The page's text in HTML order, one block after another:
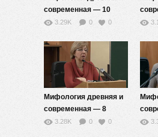
современная — 10
3.29K 0 0
Мифология древняя и
современная — 8
3.28K 0 0